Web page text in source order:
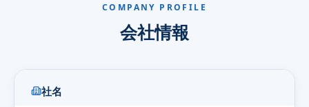
COMPANY PROFILE
会社情報
社名